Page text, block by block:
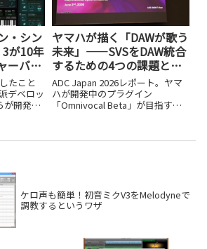
・シン
3が10年
ーバー
たこと
デベロッ
が開発す
ーブルま
ヤマハが描く「DAWが歌う
未来」——SVSをDAW統合
するための4つの課題と
は？【ADC Japan 2026レ
ポート②】
ADC Japan 2026レポート。ヤマ
ハが開発中のプラグイン
「Omnivocal Beta」が目指す、
む4つの技術課題と解決アプロー
ケロ声も簡単！初音ミクV3をMelodyneで
調教するというワザ